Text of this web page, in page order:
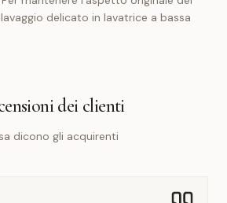
delicato in lavatrice a bassa
dei clienti
dicono gli acquirenti